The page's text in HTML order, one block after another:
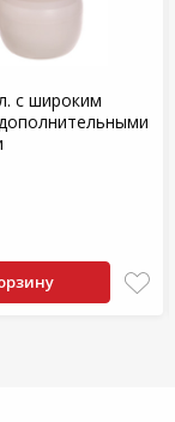
с широким